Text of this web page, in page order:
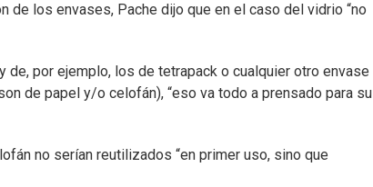
los envases, Pache dijo que en el caso del vidrio “no
por ejemplo, los de tetrapack o cualquier otro envase
de papel y/o celofán), “eso va todo a prensado para su
no serían reutilizados “en primer uso, sino que